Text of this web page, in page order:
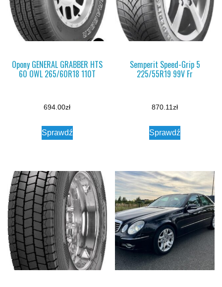
Opony GENERAL GRABBER HTS
60 OWL 265/60R18 110T
694.00zł
Sprawdź
Semperit Speed-Grip 5
225/55R19 99V Fr
870.11zł
Sprawdź